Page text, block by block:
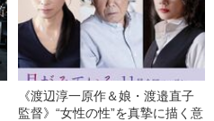
《渡辺淳一原作＆娘・渡邉直子
監督》“女性の性”を真摯に描く意